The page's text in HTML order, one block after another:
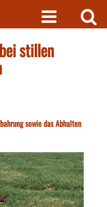
stillen
sowie das Abhalten